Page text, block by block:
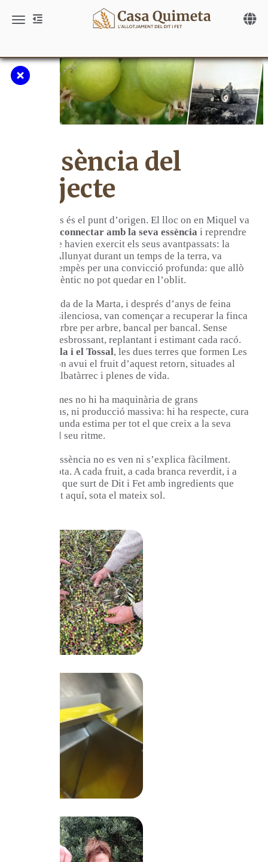
Toggle navigation
L'essència del
projecte
Les Comes és el punt d’origen. El lloc on en Miquel va
reconnectar amb la seva essènciai reprendre
l’ofici que havien exercit els seus avantpassats: la
pagesia. Allunyat durant un temps de la terra, va
tornar-hi empès per una convicció profunda: que allò
que és autèntic no pot quedar en l’oblit.
Amb l’ajuda de la Marta, i després d’anys de feina
manual i silenciosa, van començar a recuperar la finca
familiar, arbre per arbre, bancal per bancal. Sense
presses, desbrossant, replantant i estimant cada racó.
La Planella i el Tossal, les dues terres que formen Les
Comes, són avui el fruit d’aquest retorn, situades al
terme d’Albatàrrec i plenes de vida.
A Les Comes no hi ha maquinària de grans
dimensions, ni producció massiva: hi ha respecte, cura
i una profunda estima per tot el que creix a la seva
manera, al seu ritme.
Aquesta essència no es ven ni s’explica fàcilment.
Però es nota. A cada fruit, a cada branca reverdit, i a
cada coca que surt de Dit i Fet amb ingredients que
han nascut aquí, sota el mateix sol.